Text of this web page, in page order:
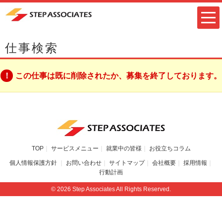
仕事検索
この仕事は既に削除されたか、募集を終了しております。
TOP サービスメニュー 就業中の皆様 お役立ちコラム
個人情報保護方針 お問い合わせ サイトマップ 会社概要
採用情報
行動計画
© 2026 Step Associates All Rights Reserved.